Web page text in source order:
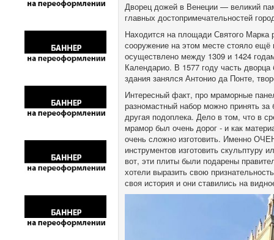
Дворец дожей в Венеции — великий
главных достопримечательностей
Находится на площади Святого
сооружение на этом месте стояло ещё
осуществлено между 1309 и 1424
Календарио. В 1577 году часть
здания занялся Антонио да Понте,
Интересный факт, про мраморные
разномастный набор можно принять за
другая подоплека. Дело в том, что в
мрамор был очень дорог - и как
очень сложно изготовить. Именно
инструментов изготовить
вот, эти плиты были подарены
хотели выразить свою
своя история и они ставились на